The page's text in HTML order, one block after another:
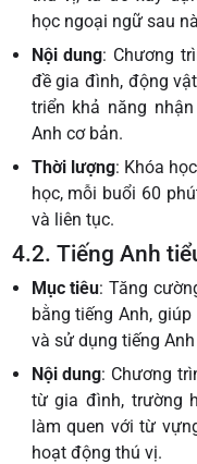
học ngoại ngữ sau
Nội dung: Chương
đề gia đình, động
triển khả năng
Anh cơ bản.
Thời lượng: Khóa
học, mỗi buổi 60
và liên tục.
4.2. Tiếng Anh
Mục tiêu: Tăng
bằng tiếng Anh,
và sử dụng tiếng
Nội dung: Chương
từ gia đình, trường
làm quen với từ
hoạt động thú vị.